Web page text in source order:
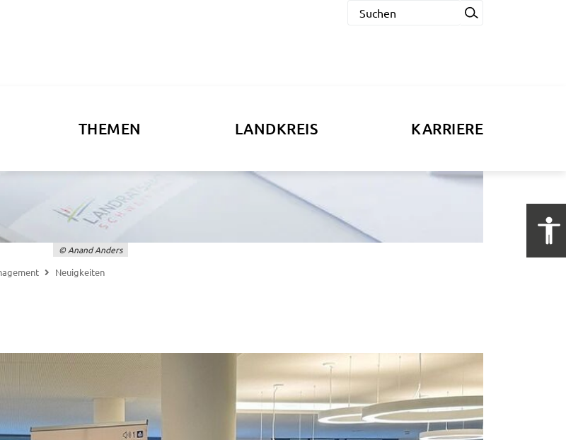
THEMEN LANDKREIS KARRIERE
© Anand Anders
Neuig­kei­ten